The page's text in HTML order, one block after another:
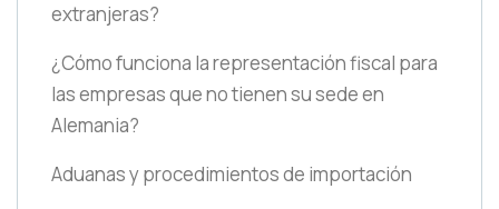
extranjeras?
¿Cómo funciona la representación fiscal para
las empresas que no tienen su sede en
Alemania?
Aduanas y procedimientos de importación